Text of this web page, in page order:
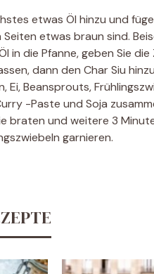
etwas Öl hinzu und
etwas braun sind.
in die Pfanne, geben Sie
dann den Char Siu
Ei, Beansprouts,
-Paste und Soja
braten und weitere 3
garnieren.